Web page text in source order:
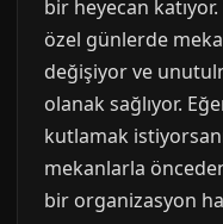
bir heyecan
özel günlerde
değişiyor ve
olanak sağlıyor.
kutlamak
mekanlarla
bir organizasyon